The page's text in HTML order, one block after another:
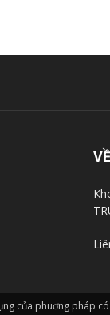
của phuơng pháp